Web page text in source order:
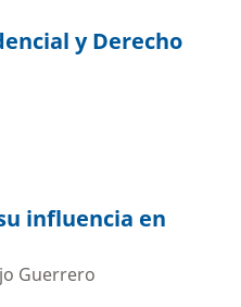
y Derecho
influencia en
Guerrero